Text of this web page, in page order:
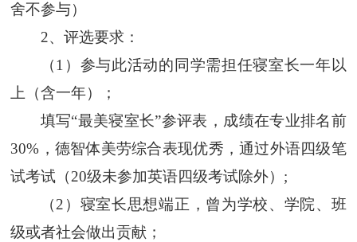
舍不参与）
2、评选要求：
（1 ）参与此活动的同学需担任寝室长一年以
上（含一年）；
填写“最美寝室长”参评表，成绩在专业排名前
30%，德智体美劳综合表现优秀，通过外语四级笔
试考试（20级未参加英语四级考试除外）;
（2 ）寝室长思想端正，曾为学校、学院、班
级或者社会做出贡献；